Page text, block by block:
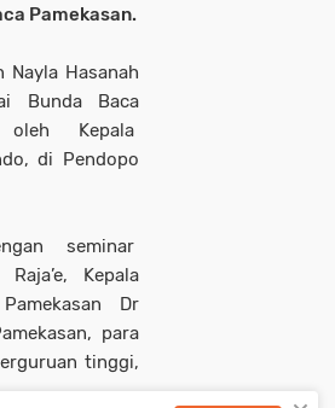
Pamekasan.
Hasanah
Bunda Baca
oleh Kepala
di Pendopo
seminar
Kepala
Dr
para
tinggi,